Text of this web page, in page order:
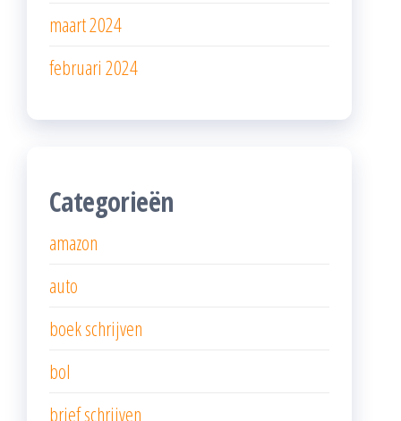
maart 2024
februari 2024
Categorieën
amazon
auto
boek schrijven
bol
brief schrijven